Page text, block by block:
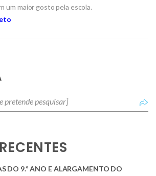
um maior gosto pela escola.​
DO 9.º ANO E ALARGAMENTO DO